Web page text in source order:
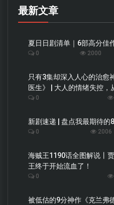
最新文章
夏日日剧清单｜6部高分佳
0 2000
只有3集却深入人心的治愈
医生》 | 大人的情绪失控，
0
新剧速递 | 盘点我最期待的
0 2006
海贼王1190话全图解说丨
王终于开始流血了！
0
被低估的9分神作《克兰弗